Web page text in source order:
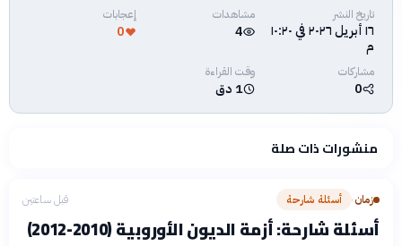
تاريخ النشر
١٦ أبريل ٢٠٢٦ في ١٠:٢٠
م
مشاهدات
4
إعجابات
0
مشاركات
0
وقت القراءة
1 دق
منشورات ذات صلة
زمان› أسئلة شارحة قبل ساعتين
أسئلة شارحة: أزمة الديون الأوروبية (2010-2012)